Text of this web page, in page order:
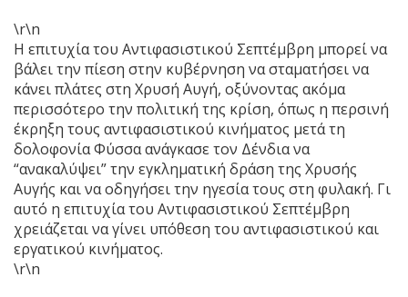
\r\n
Η επιτυχία του Αντιφασιστικού Σεπτέμβρη μπορεί να
βάλει την πίεση στην κυβέρνηση να σταματήσει να
κάνει πλάτες στη Χρυσή Αυγή, οξύνοντας ακόμα
περισσότερο την πολιτική της κρίση, όπως η περσινή
έκρηξη τους αντιφασιστικού κινήματος μετά τη
δολοφονία Φύσσα ανάγκασε τον Δένδια να
“ανακαλύψει” την εγκληματική δράση της Χρυσής
Αυγής και να οδηγήσει την ηγεσία τους στη φυλακή. Γι
αυτό η επιτυχία του Αντιφασιστικού Σεπτέμβρη
χρειάζεται να γίνει υπόθεση του αντιφασιστικού και
εργατικού κινήματος.
\r\n